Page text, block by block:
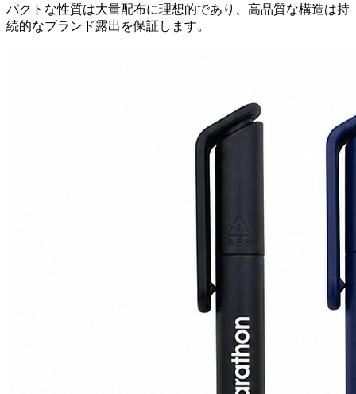
パクトな性質は大量配布に理想的であり、高品質な構造は持
続的なブランド露出を保証します。